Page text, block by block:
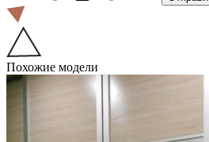
Похожие модели